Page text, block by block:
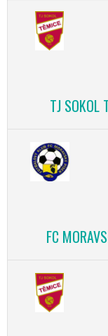
TJ SOKOL
FC